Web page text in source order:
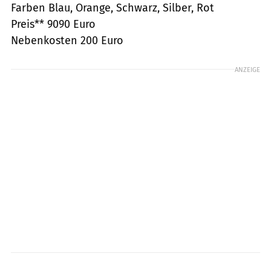
Farben Blau, Orange, Schwarz, Silber, Rot
Preis** 9090 Euro
Nebenkosten 200 Euro
ANZEIGE